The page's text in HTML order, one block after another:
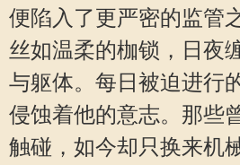
便陷入了更严密的监管
丝如温柔的枷锁，日夜
与躯体。每日被迫进行
侵蚀着他的意志。那些
触碰，如今却只换来机